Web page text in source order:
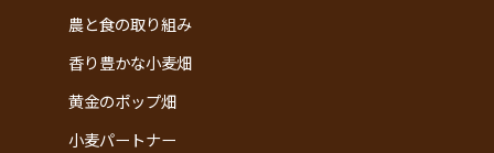
農と食の取り組み
香り豊かな小麦畑
黄金のポップ畑
小麦パートナー